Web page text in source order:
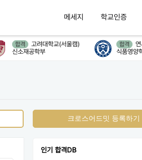
메세지 학교인증
합격
고려대학교(서울캠)
신소재공학부
합격
연
식품영양학
크로스어드밋 등록하기
인기 합격DB